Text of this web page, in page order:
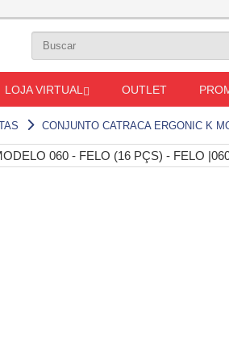
LOJA VIRTUAL OUTLET
CONJUNTO CATRACA ERGONIC K